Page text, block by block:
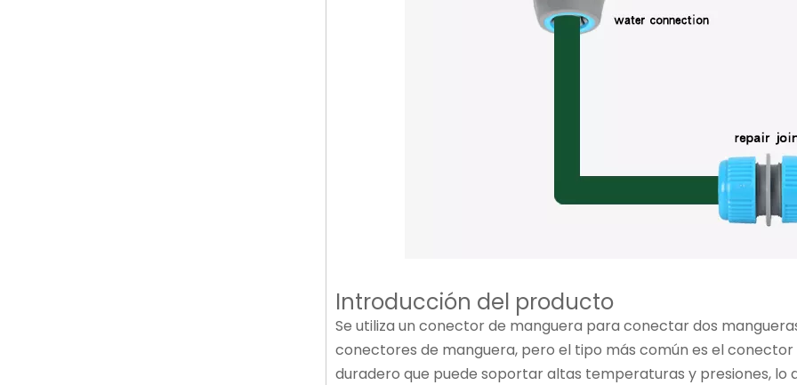
Introducción del producto
Se utiliza un conector de manguera para conectar dos
conectores de manguera, pero el tipo más común es el
duradero que puede soportar altas temperaturas y presiones, lo